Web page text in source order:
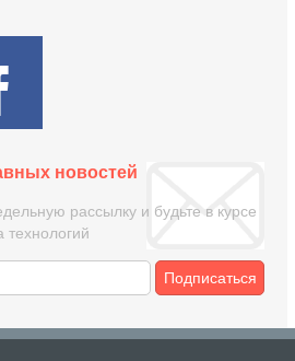
новостей
рассылку и будьте в курсе
технологий
Подписаться